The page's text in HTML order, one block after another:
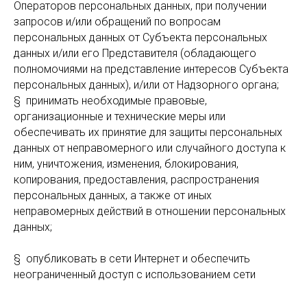
Операторов персональных данных, при получении
запросов и/или обращений по вопросам
персональных данных от Субъекта персональных
данных и/или его Представителя (обладающего
полномочиями на представление интересов Субъекта
персональных данных), и/или от Надзорного органа;
§ принимать необходимые правовые,
организационные и технические меры или
обеспечивать их принятие для защиты персональных
данных от неправомерного или случайного доступа к
ним, уничтожения, изменения, блокирования,
копирования, предоставления, распространения
персональных данных, а также от иных
неправомерных действий в отношении персональных
данных;
§ опубликовать в сети Интернет и обеспечить
неограниченный доступ с использованием сети